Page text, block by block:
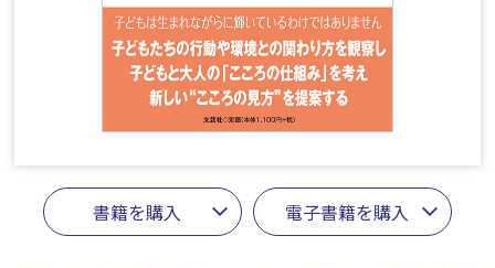
書籍を購入 電子書籍を購入